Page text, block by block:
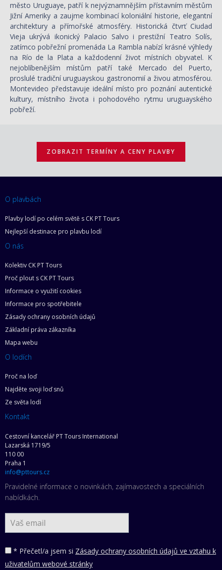
město Uruguaye, patří k nejvýznamnějším přístavním městům
Jižní Ameriky a zaujme kombinací koloniální historie, elegantní
architektury a přímořské atmosféry. Historická čtvrť Ciudad
Vieja ukrývá ikonický Palacio Salvo i prestižní Teatro Solís,
zatímco pobřežní promenáda La Rambla nabízí krásné výhledy
na Río de la Plata a každodenní život místních obyvatel. K
nejoblíbenějším místům patří také Mercado del Puerto,
proslulé tradiční uruguayskou gastronomií a živou atmosférou.
Montevideo představuje ideální místo pro poznání autentické
kultury, místního života i pohodového rytmu uruguayského
pobřeží.
ZOBRAZIT TERMÍNY A CENY PLAVBY
O plavbách
Plavby lodí po celém světě s CK PT Tours
Nejlepší destinace pro plavbu lodí
O nás
Kolektiv CK PT Tours
Proč plout s CK PT Tours
Informace o využití cookies
Informace pro spotřebitele
Zásady ochrany osobních údajů
Základní práva zákazníka
Mapa webu
O lodích
Proč na loď
Najděte svoji loď snů
Ze světa lodí
Kontakt
Cestovní kancelář PT Tours International
Lazarská 1719/5
110 00
Praha 1
info@pttours.cz
Pravidelné informace o novinkách, zajímavostech a speciálních
nabídkách.
* Přečetl/a jsem si Zásady ochrany osobních údajů ve vztahu k
uživatelům webové stránky